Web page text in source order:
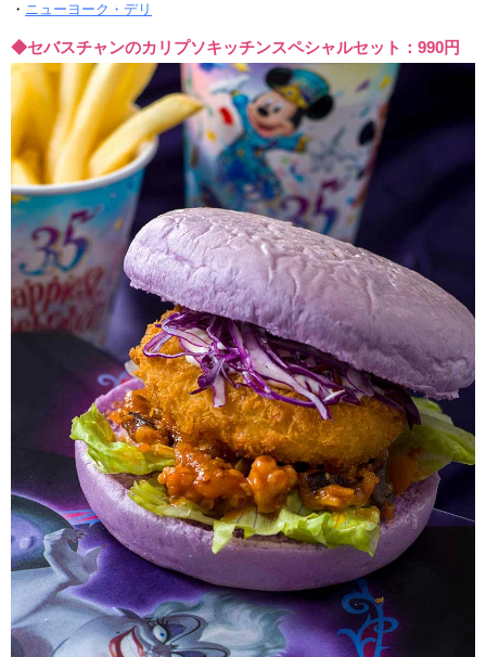
・ ニューヨーク・デリ
◆セバスチャンのカリプソキッチンスペシャルセット：990円